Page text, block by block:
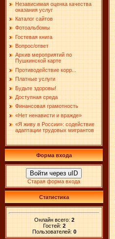
Независимая оценка качества
оказания услуг
Каталог сайтов
Фотоальбомы
Гостевая книга
Вопрос/ответ
Архив мероприятий по
Пушкинской карте
Противодействие корр...
Платные услуги
Будьте здоровы!
Доступная среда
Финансовая грамотность
«Нет ненависти и вражде»
«Я живу в России»: содействие
адаптации трудовых мигрантов
Форма входа
Войти через uID
Старая форма входа
Статистика
Онлайн всего: 2
Гостей: 2
Пользователей: 0